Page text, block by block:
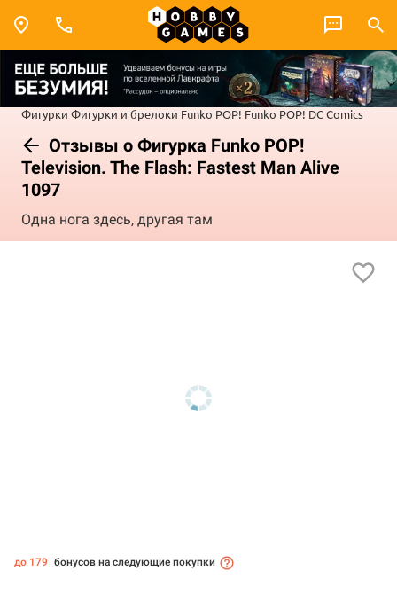
Фигурки Фигурки и брелоки Funko POP! Funko POP! DC Comics
Отзывы о Фигурка Funko POP!
Television. The Flash: Fastest Man Alive
1097
Одна нога здесь, другая там
до 179 бонусов на следующие покупки